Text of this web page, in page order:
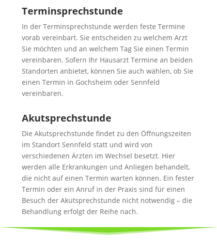
Terminsprechstunde
In der Terminsprechstunde werden feste Termine
vorab vereinbart. Sie entscheiden zu welchem Arzt
Sie möchten und an welchem Tag Sie einen Termin
vereinbaren. Sofern Ihr Hausarzt Termine an beiden
Standorten anbietet, können Sie auch wählen, ob Sie
einen Termin in Gochsheim oder Sennfeld
vereinbaren.
Akutsprechstunde
Die Akutsprechstunde findet zu den Öffnungszeiten
im Standort Sennfeld statt und wird von
verschiedenen Ärzten im Wechsel besetzt. Hier
werden alle Erkrankungen und Anliegen behandelt,
die nicht auf einen Termin warten können. Ein fester
Termin oder ein Anruf in der Praxis sind für einen
Besuch der Akutsprechstunde nicht notwendig – die
Behandlung erfolgt der Reihe nach.